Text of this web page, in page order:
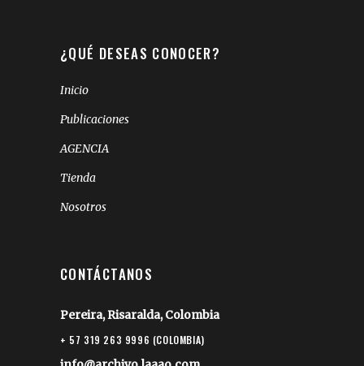
¿QUÉ DESEAS CONOCER?
Inicio
Publicaciones
AGENCIA
Tienda
Nosotros
CONTÁCTANOS
Pereira, Risaralda, Colombia
+ 57 319 263 9996 (COLOMBIA)